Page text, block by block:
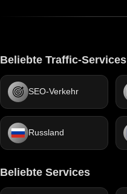
Beliebte Traffic-Services
SEO-Verkehr
Russland
Beliebte Services